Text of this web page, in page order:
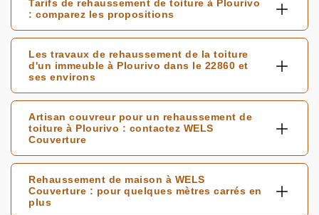
Tarifs de rehaussement de toiture à Plourivo
: comparez les propositions
Les travaux de rehaussement de la toiture
d'un immeuble à Plourivo dans le 22860 et
ses environs
Artisan couvreur pour un rehaussement de
toiture à Plourivo : contactez WELS
Couverture
Rehaussement de maison à WELS
Couverture : pour quelques mètres carrés en
plus